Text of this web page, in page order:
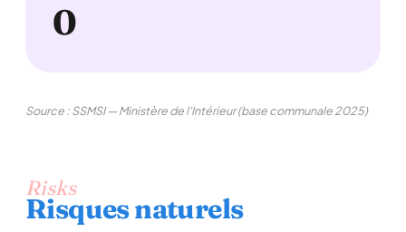
0
Source : SSMSI — Ministère de l'Intérieur (base communale 2025)
Risks
Risques naturels